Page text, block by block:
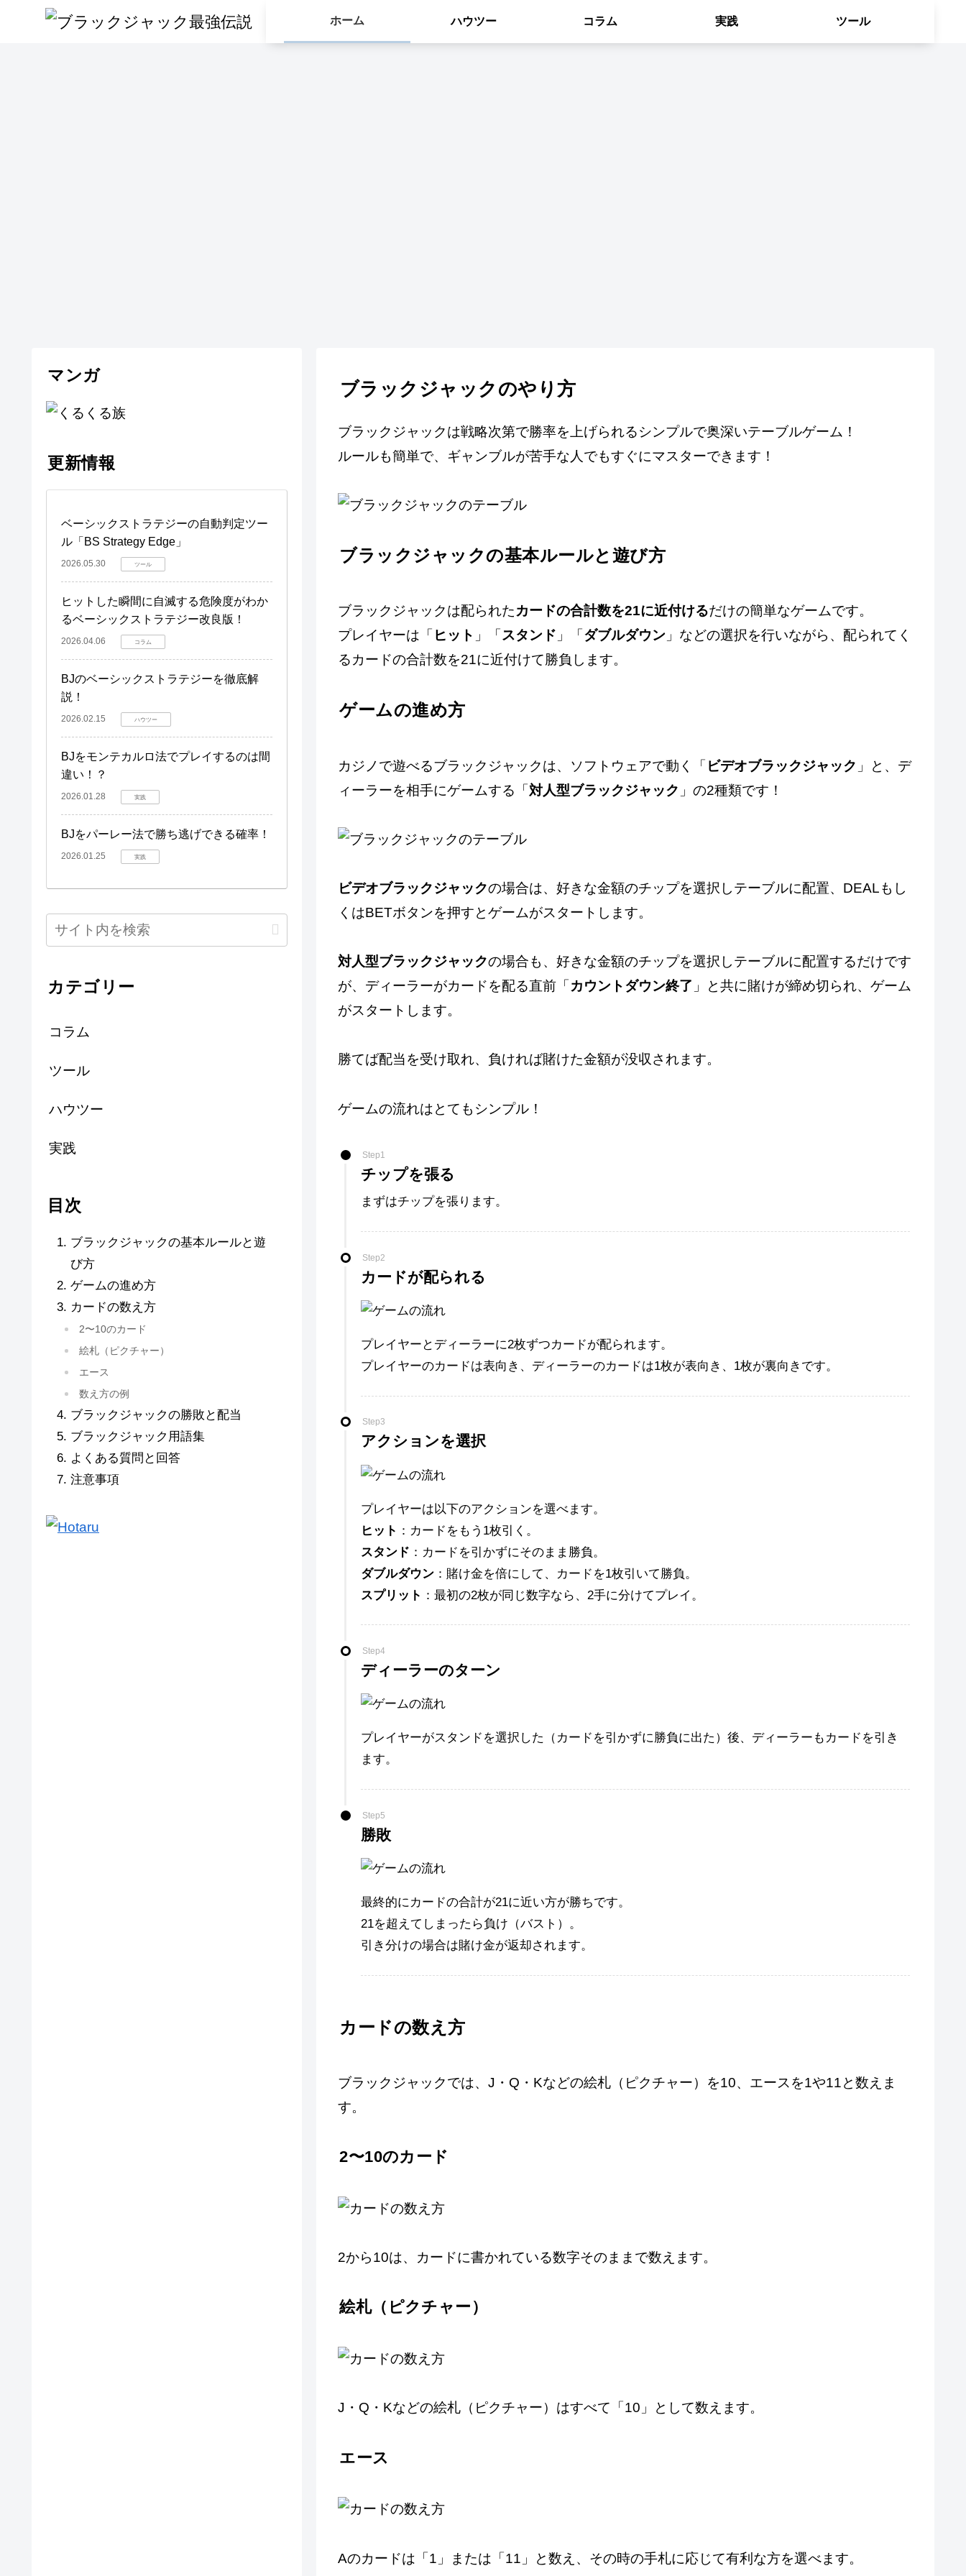
ホーム ハウツー コラム 実践 ツール
ブラックジャックのやり方
ブラックジャックは戦略次第で勝率を上げられるシンプルで奥深いテーブルゲーム！
ルールも簡単で、ギャンブルが苦手な人でもすぐにマスターできます！
ブラックジャックの基本ルールと遊び方
ブラックジャックは配られたカードの合計数を21に近付けるだけの簡単なゲームです。
プレイヤーは「 ヒット 」「 スタンド 」「 ダブルダウン 」などの選択を行いながら、配られてく
るカードの合計数を21に近付けて勝負します。
ゲームの進め方
カジノで遊べるブラックジャックは、ソフトウェアで動く「 ビデオブラックジャック 」と、デ
ィーラーを相手にゲームする「対人型ブラックジャック 」の2種類です！
ビデオブラックジャックの場合は、好きな金額のチップを選択しテーブルに配置、DEALもし
くはBETボタンを押すとゲームがスタートします。
対人型ブラックジャックの場合も、好きな金額のチップを選択しテーブルに配置するだけです
が、ディーラーがカードを配る直前「 カウントダウン終了 」と共に賭けが締め切られ、ゲーム
がスタートします。
勝てば配当を受け取れ、負ければ賭けた金額が没収されます。
ゲームの流れはとてもシンプル！
Step1
チップを張る
まずはチップを張ります。
Step2
カードが配られる
プレイヤーとディーラーに2枚ずつカードが配られます。
プレイヤーのカードは表向き、ディーラーのカードは1枚が表向き、1枚が裏向きです。
Step3
アクションを選択
プレイヤーは以下のアクションを選べます。
ヒット ：カードをもう1枚引く。
スタンド ：カードを引かずにそのまま勝負。
ダブルダウン ：賭け金を倍にして、カードを1枚引いて勝負。
スプリット ：最初の2枚が同じ数字なら、2手に分けてプレイ。
Step4
ディーラーのターン
プレイヤーがスタンドを選択した（カードを引かずに勝負に出た）後、ディーラーもカードを引き
ます。
Step5
勝敗
最終的にカードの合計が21に近い方が勝ちです。
21を超えてしまったら負け（バスト）。
引き分けの場合は賭け金が返却されます。
カードの数え方
ブラックジャックでは、J・Q・Kなどの絵札（ピクチャー）を10、エースを1や11と数えま
す。
2〜10のカード
2から10は、カードに書かれている数字そのままで数えます。
絵札（ピクチャー）
J・Q・Kなどの絵札（ピクチャー）はすべて「10」として数えます。
エース
Aのカードは「1」または「11」と数え、その時の手札に応じて有利な方を選べます。
マンガ
更新情報
ベーシックストラテジーの自動判定ツー
ル「BS Strategy Edge」
2026.05.30 ツール
ヒットした瞬間に自滅する危険度がわか
るベーシックストラテジー改良版！
2026.04.06 コラム
BJのベーシックストラテジーを徹底解
説！
2026.02.15 ハウツー
BJをモンテカルロ法でプレイするのは間
違い！？
2026.01.28 実践
BJをパーレー法で勝ち逃げできる確率！
2026.01.25 実践
カテゴリー
コラム
ツール
ハウツー
実践
目次
ブラックジャックの基本ルールと遊
び方
ゲームの進め方
カードの数え方
2〜10のカード
絵札（ピクチャー）
エース
数え方の例
ブラックジャックの勝敗と配当
ブラックジャック用語集
よくある質問と回答
注意事項